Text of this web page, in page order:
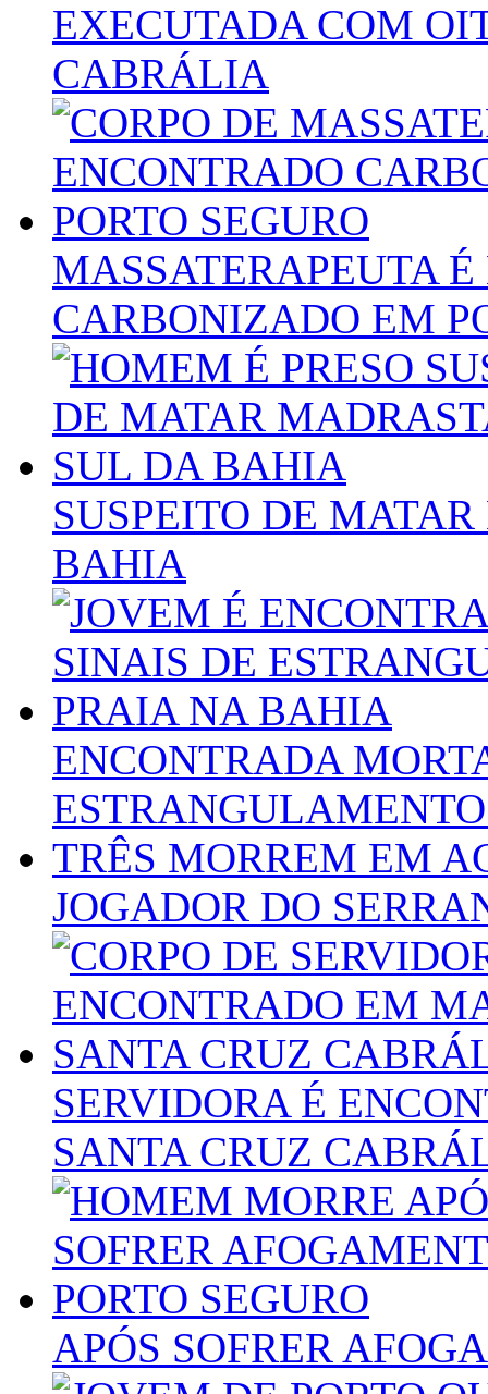
EXECUTADA COM
CABRÁLIA
MASSATERAPEUTA
CARBONIZADO EM
SUSPEITO DE
BAHIA
ENCONTRADA
TRÊS MORREM EM
JOGADOR DO
SERVIDORA É
SANTA CRUZ
APÓS SOFRER